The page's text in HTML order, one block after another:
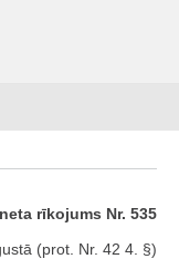
rīkojums Nr. 535
(prot. Nr. 42 4. §)